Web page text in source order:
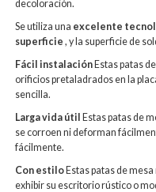
decoloración.
Se utiliza una excelente
superficie , y la superficie de
Fácil instalación Estas patas
orificios pretaladrados en la
sencilla.
Larga vida útil Estas patas de
se corroen ni deforman
fácilmente.
Con estilo Estas patas de
exhibir su escritorio rústico o